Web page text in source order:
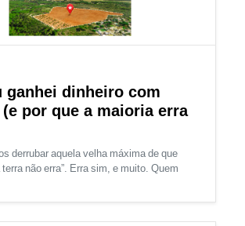
ganhei dinheiro com
por que a maioria erra
derrubar aquela velha máxima de que
não erra”. Erra sim, e muito. Quem